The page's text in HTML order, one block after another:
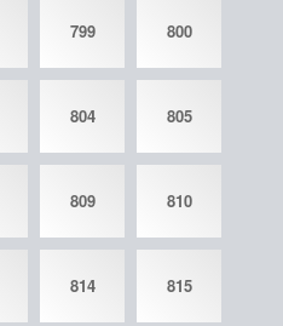
799 800
804 805
809 810
814 815